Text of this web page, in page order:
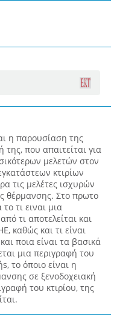
η παρουσίαση της
που απαιτείται για
μελετών στον
κτιρίων
τις μελέτες ισχυρών
θέρμανσης. Στο πρωτο
τι ειναι μια
τι αποτελείται και
καθώς και τι είναι
ποια είναι τα βασικά
μια περιγραφή του
το όποιο είναι η
σε ξενοδοχειακή
του κτιρίου, της